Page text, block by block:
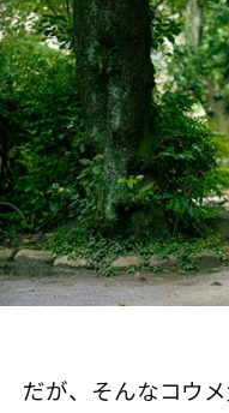
だが、そんなコウ